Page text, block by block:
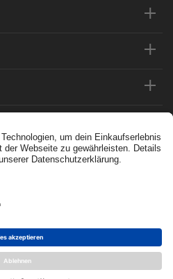
CookiesAGB